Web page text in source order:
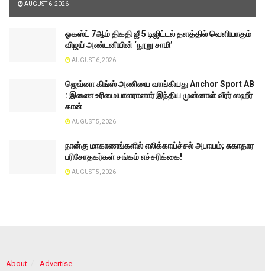
AUGUST 6, 2026
ஓகஸ்ட் 7ஆம் திகதி ஜீ 5 டிஜிட்டல் தளத்தில் வெளியாகும்
விஜய் அண்டனியின் ‘நூறு சாமி’
AUGUST 6, 2026
ஜெவ்னா கிங்ஸ் அணியை வாங்கியது Anchor Sport AB
: இணை உரிமையாளரானார் இந்திய முன்னாள் வீரர் ஸஹீர்
கான்
AUGUST 5, 2026
நான்கு மாகாணங்களில் எலிக்காய்ச்சல் அபாயம்; சுகாதார
பரிசோதகர்கள் சங்கம் எச்சரிக்கை!
AUGUST 5, 2026
About Advertise